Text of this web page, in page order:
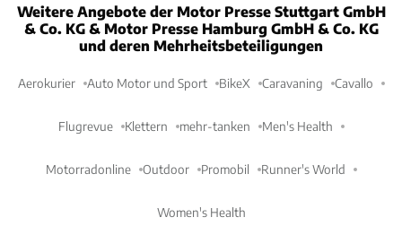
Weitere Angebote der Motor Presse Stuttgart GmbH
& Co. KG & Motor Presse Hamburg GmbH & Co. KG
und deren Mehrheitsbeteiligungen
Aerokurier Auto Motor und Sport BikeX Caravaning Cavallo
Flugrevue Klettern mehr-tanken Men's Health
Motorradonline Outdoor Promobil Runner's World
Women's Health